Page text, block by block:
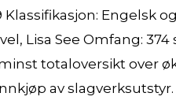
Klassifikasjon: Engelsk
Lisa See Omfang: 374
totaloversikt over
av